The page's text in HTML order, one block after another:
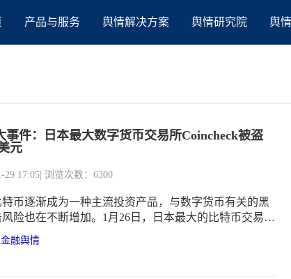
产品与服务 舆情解决方案 舆情研究院 舆
事件：日本最大数字货币交易所Coincheck被盗
元
29 17:05 | 浏览次数：6300
特币逐渐成为一种主流投资产品，与数字货币有关的黑
险也在不断增加。1月26日，日本最大的比特币交易所
遭黑客攻击，价值580亿日元（约5.3亿美元）的
币NEM被盗，涉案金额创下了历史记录。
金融舆情